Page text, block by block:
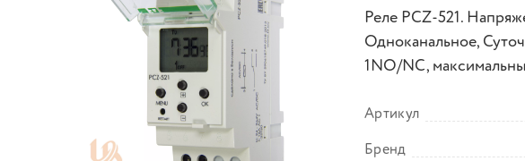
Реле PCZ-521.
Одноканальное,
1NO/NC,
Артикул
Бренд